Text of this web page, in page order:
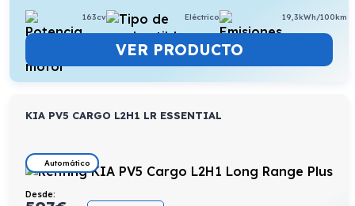
163cv Eléctrico 19,3kWh/100km
VER PRODUCTO
KIA PV5 CARGO L2H1 LR ESSENTIAL
Automático
Desde: